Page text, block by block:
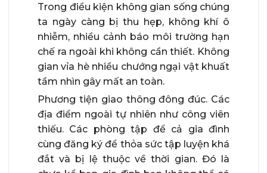
Trong điều kiện không gian sống chúng
ta ngày càng bị thu hẹp, không khí ô
nhiễm, nhiều cảnh báo môi trường hạn
chế ra ngoài khi không cần thiết. Không
gian vỉa hè nhiều chướng ngại vật khuất
tầm nhìn gây mất an toàn.
Phương tiện giao thông đông đúc. Các
địa điểm ngoài tự nhiên như công viên
thiếu. Các phòng tập để cả gia đình
cùng đăng ký để thỏa sức tập luyện khá
đắt và bị lệ thuộc về thời gian. Đó là